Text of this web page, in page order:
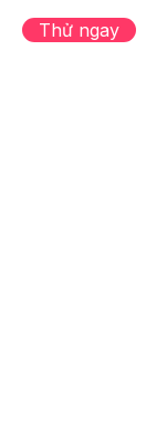
Thử ngay